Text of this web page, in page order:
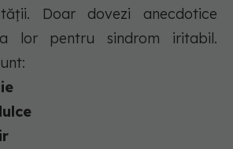
Doar dovezi anecdotice
lor pentru sindrom iritabil.